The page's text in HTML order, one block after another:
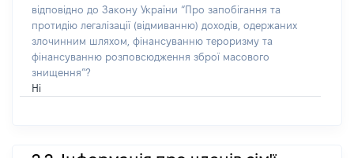
відповідно до Закону України “Про запобігання та
протидію легалізації (відмиванню) доходів, одержаних
злочинним шляхом, фінансуванню тероризму та
фінансуванню розповсюдження зброї масового
знищення”?
Ні